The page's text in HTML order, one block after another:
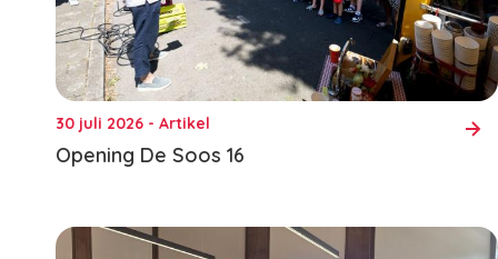
30 juli 2026 - Artikel
Opening De Soos 16